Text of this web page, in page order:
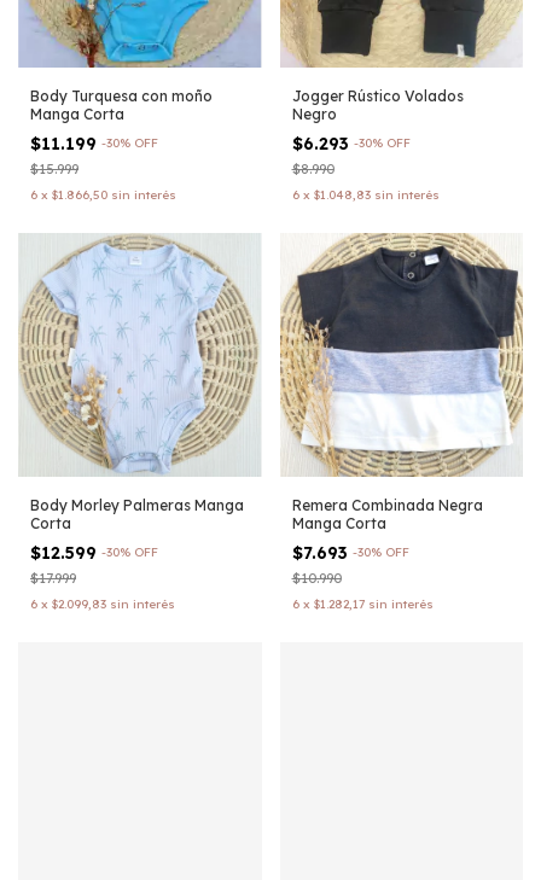
Body Turquesa con moño
Manga Corta
$11.199 -30% OFF
$15.999
6 x $1.866,50 sin interés
Jogger Rústico Volados
Negro
$6.293 -30% OFF
$8.990
6 x $1.048,83 sin interés
Body Morley Palmeras Manga
Corta
$12.599 -30% OFF
$17.999
6 x $2.099,83 sin interés
Remera Combinada Negra
Manga Corta
$7.693 -30% OFF
$10.990
6 x $1.282,17 sin interés